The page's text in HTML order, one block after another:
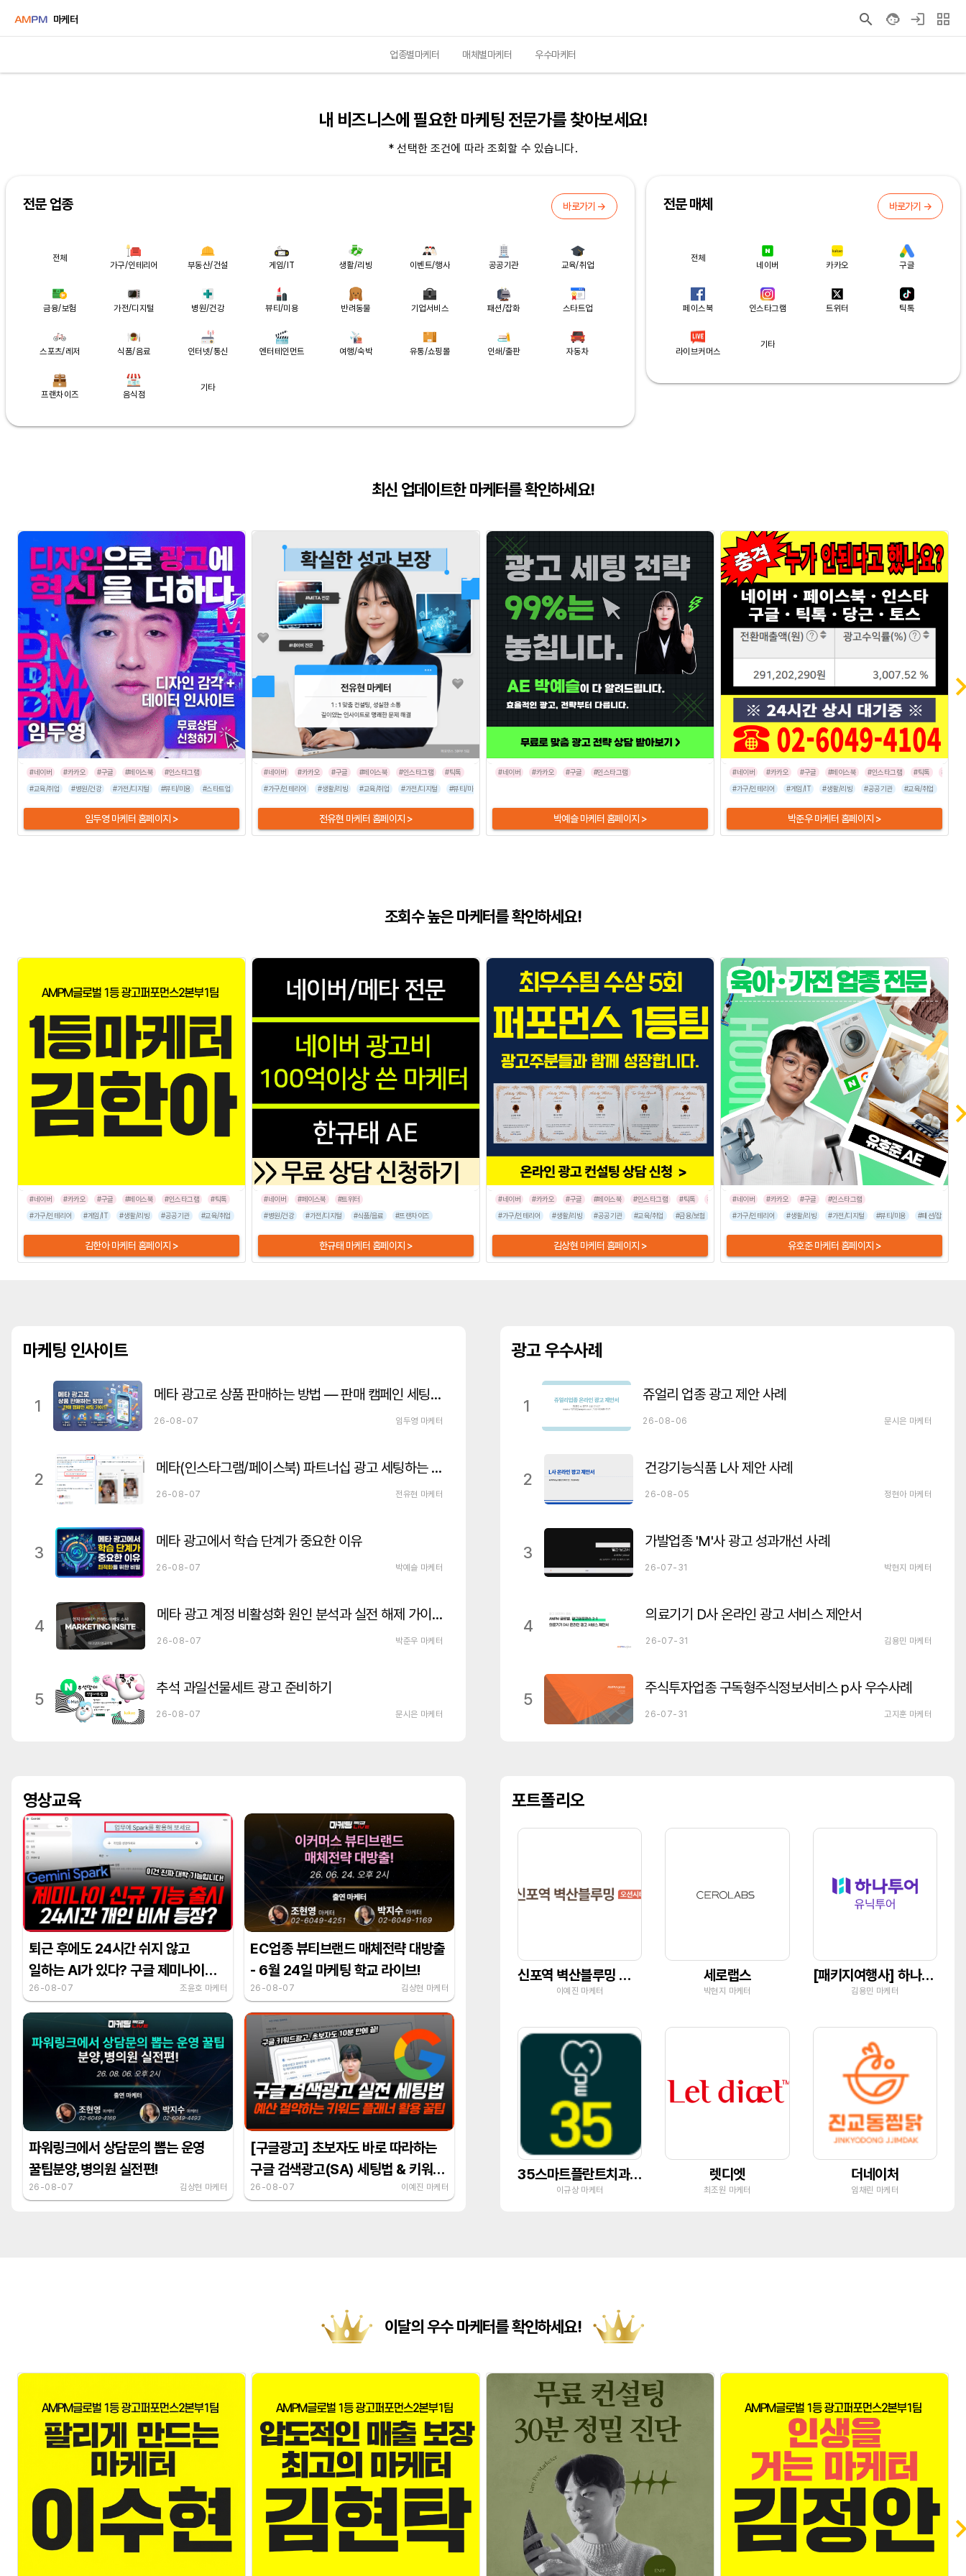
마케터
업종별마케터 매체별마케터 우수마케터
내 비즈니스에 필요한 마케팅 전문가를 찾아보세요!
* 선택한 조건에 따라 조회할 수 있습니다.
전문 업종 바로가기 →
전체
가구/인테리어 부동산/건설 게임/IT 생활/리빙 이벤트/행사 공공기관 교육/취업
금융/보험 가전/디지털 병원/건강 뷰티/미용 반려동물 기업서비스 패션/잡화 스타트업
스포츠/레저 식품/음료 인터넷/통신 엔터테인먼트 여행/숙박 유통/쇼핑몰 인쇄/출판 자동차
프랜차이즈 음식점
기타
전문 매체 바로가기 →
전체
네이버 카카오 구글
페이스북 인스타그램 트위터 틱톡
라이브커머스
기타
최신 업데이트한 마케터를 확인하세요!
#네이버 #카카오 #구글 #페이스북
#인스타그램
#교육/취업
#병원/건강 #가전/디지털 #뷰티/미용 #스타트업 #식품/음료 #유통/쇼핑몰 #인터넷/통신 #프랜차이즈 #음식점 #기타
임두영 마케터 홈페이지 >
#네이버 #카카오 #구글 #페이스북 #인스타그램
#틱톡
#가구/인테리어
#생활/리빙 #교육/취업 #가전/디지털 #뷰티/미용
전유현 마케터 홈페이지 >
#네이버 #카카오 #구글 #인스타그램
박예슬 마케터 홈페이지 >
#네이버 #카카오 #구글 #페이스북 #인스타그램 #틱톡
#라이브
#가구/인테리어
#게임/IT #생활/리빙 #공공기관 #교육/취업
박준우 마케터 홈페이지 >
조회수 높은 마케터를 확인하세요!
#네이버 #카카오 #구글 #페이스북 #인스타그램
#틱톡
#가구/인테리어
#게임/IT #생활/리빙 #공공기관 #교육/취업 #금융/보험 #이벤트/행사 #병원/건강 #가전/디지털 #뷰티/미용 #기업서비스 #패션/잡화 #스타트업 #스포츠/레저 #식품/음료 #엔터테인먼트 #여행/숙박 #유통/쇼핑몰 #인터넷/통신 #자동차
김한아 마케터 홈페이지 >
#네이버 #페이스북
#트위터
#병원/건강
#가전/디지털 #식품/음료 #프랜차이즈
한규태 마케터 홈페이지 >
#네이버 #카카오 #구글 #페이스북 #인스타그램 #틱톡
#트위터
#가구/인테리어
#생활/리빙 #공공기관 #교육/취업 #금융/보험 #이벤트/행사 #가전/디지털 #부동산/건설 #뷰티/미용 #기업서비스
김상현 마케터 홈페이지 >
#네이버 #카카오 #구글
#인스타그램
#가구/인테리어
#생활/리빙 #가전/디지털 #뷰티/미용 #패션/잡화
유호준 마케터 홈페이지 >
마케팅 인사이트
1
메타 광고로 상품 판매하는 방법 — 판매 캠페인 세팅 가이드
26-08-07 임두영 마케터
2
메타(인스타그램/페이스북) 파트너십 광고 세팅하는 법 이거만 보세요!
26-08-07 전유현 마케터
3
메타 광고에서 학습 단계가 중요한 이유
26-08-07 박예슬 마케터
4
메타 광고 계정 비활성화 원인 분석과 실전 해제 가이드 🔓
26-08-07 박준우 마케터
5
추석 과일선물세트 광고 준비하기
26-08-07 문시은 마케터
광고 우수사례
1
쥬얼리 업종 광고 제안 사례
26-08-06 문시은 마케터
2
건강기능식품 L사 제안 사례
26-08-05 정현아 마케터
3
가발업종 'M'사 광고 성과개선 사례
26-07-31 박현지 마케터
4
의료기기 D사 온라인 광고 서비스 제안서
26-07-31 김용민 마케터
5
주식투자업종 구독형주식정보서비스 p사 우수사례
26-07-31 고지훈 마케터
영상교육
퇴근 후에도 24시간 쉬지 않고
일하는 AI가 있다? 구글 제미나이
스파크 활용법
26-08-07 조윤호 마케터
EC업종 뷰티브랜드 매체전략 대방출
- 6월 24일 마케팅 학교 라이브!
26-08-07 김상현 마케터
파워링크에서 상담문의 뽑는 운영
꿀팁분양,병의원 실전편!
26-08-07 김상현 마케터
[구글광고] 초보자도 바로 따라하는
구글 검색광고(SA) 세팅법 & 키워드
플래너 활용 가이드
26-08-07 이예진 마케터
포트폴리오
신포역 벽산블루밍 오션시티
이예진 마케터
세로랩스
박현지 마케터
[패키지여행사] 하나투어 유닉투어
김용민 마케터
35스마트플란트치과의원
이규상 마케터
렛디엣
최조원 마케터
더네이처
임채린 마케터
이달의 우수 마케터를 확인하세요!